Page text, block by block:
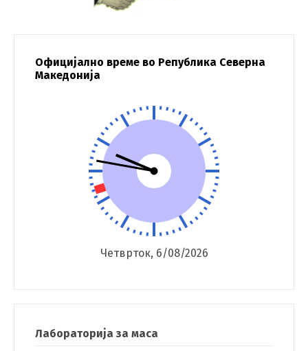
Официјално време во Република Северна
Македонија
Четврток, 6/08/2026
Лабораторија за маса